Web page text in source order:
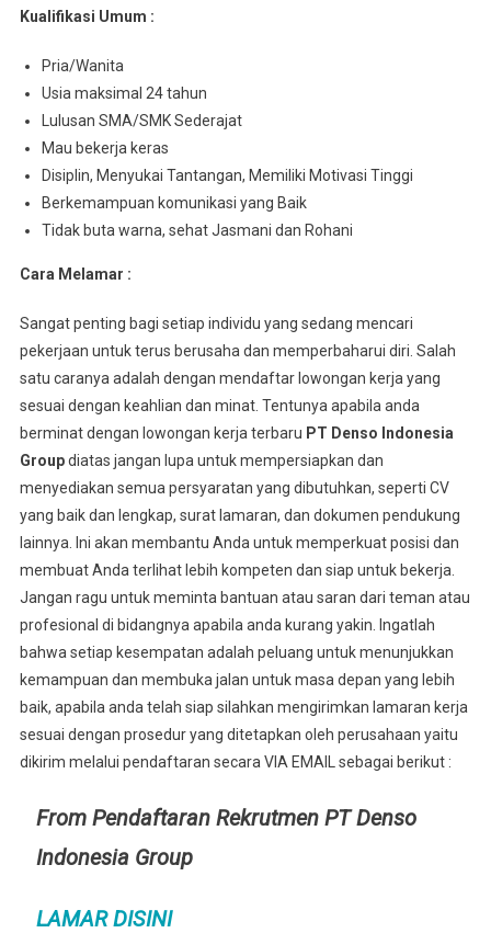
Kualifikasi Umum :
Pria/Wanita
Usia maksimal 24 tahun
Lulusan SMA/SMK Sederajat
Mau bekerja keras
Disiplin, Menyukai Tantangan, Memiliki Motivasi Tinggi
Berkemampuan komunikasi yang Baik
Tidak buta warna, sehat Jasmani dan Rohani
Cara Melamar :
Sangat penting bagi setiap individu yang sedang mencari
pekerjaan untuk terus berusaha dan memperbaharui diri. Salah
satu caranya adalah dengan mendaftar lowongan kerja yang
sesuai dengan keahlian dan minat. Tentunya apabila anda
berminat dengan lowongan kerja terbaru PT Denso Indonesia
Groupdiatas jangan lupa untuk mempersiapkan dan
menyediakan semua persyaratan yang dibutuhkan, seperti CV
yang baik dan lengkap, surat lamaran, dan dokumen pendukung
lainnya. Ini akan membantu Anda untuk memperkuat posisi dan
membuat Anda terlihat lebih kompeten dan siap untuk bekerja.
Jangan ragu untuk meminta bantuan atau saran dari teman atau
profesional di bidangnya apabila anda kurang yakin. Ingatlah
bahwa setiap kesempatan adalah peluang untuk menunjukkan
kemampuan dan membuka jalan untuk masa depan yang lebih
baik, apabila anda telah siap silahkan mengirimkan lamaran kerja
sesuai dengan prosedur yang ditetapkan oleh perusahaan yaitu
dikirim melalui pendaftaran secara VIA EMAIL sebagai berikut :
From Pendaftaran Rekrutmen PT Denso
Indonesia Group
LAMAR DISINI